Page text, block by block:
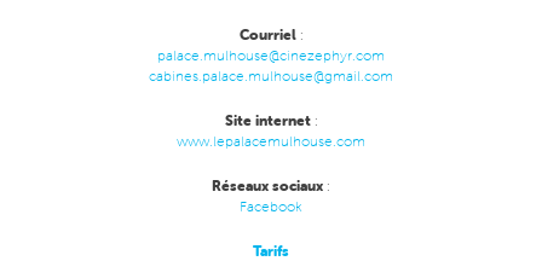
Courriel :
palace.mulhouse@cinezephyr.com
cabines.palace.mulhouse@gmail.com
Site internet :
www.lepalacemulhouse.com
Réseaux sociaux :
Facebook
Tarifs